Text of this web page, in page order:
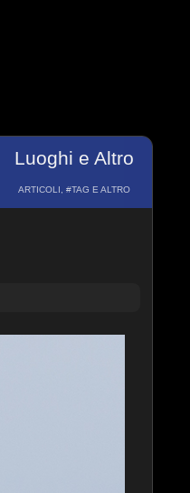
Luoghi e Altro
ARTICOLI, #TAG E ALTRO